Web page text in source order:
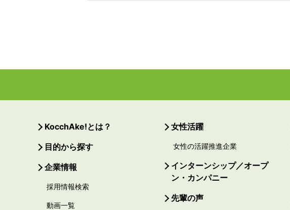
KocchAke!とは？
目的から探す
企業情報
採用情報検索
動画一覧
女性活躍
女性の活躍推進企業
インターンシップ／オープ
ン・カンパニー
先輩の声